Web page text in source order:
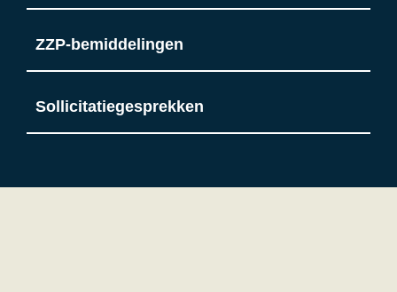
ZZP-bemiddelingen
Sollicitatiegesprekken